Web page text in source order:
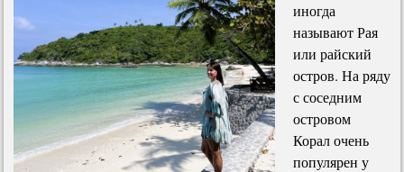
иногда
называют Рая
или райский
остров. На ряду
с соседним
островом
Корал очень
популярен у